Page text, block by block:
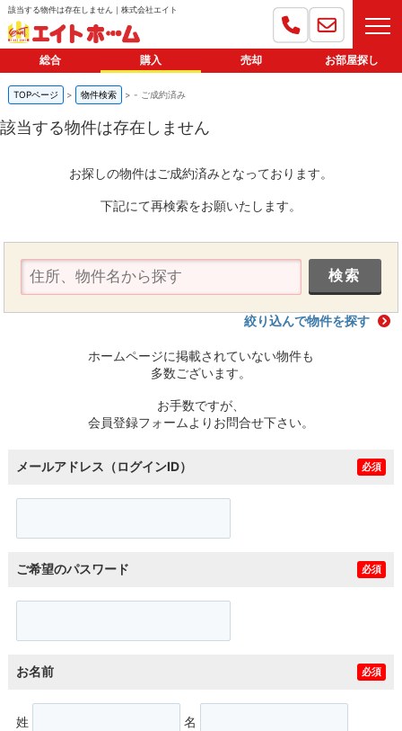
該当する物件は存在しません｜株式会社エイト
総合 購入 売却 お部屋探し
TOPページ 物件検索 - ご成約済み
該当する物件は存在しません
お探しの物件はご成約済みとなっております。
下記にて再検索をお願いたします。
絞り込んで物件を探す
ホームページに掲載されていない物件も
多数ございます。
お手数ですが、
会員登録フォームよりお問合せ下さい。
メールアドレス（ログインID） 必須
ご希望のパスワード 必須
お名前 必須
姓 名